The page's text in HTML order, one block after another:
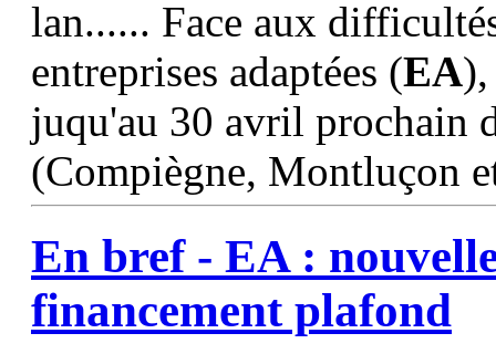
lan...... Face aux
entreprises adaptées (EA
juqu'au 30 avril prochain
(Compiègne, Montluçon
En bref - EA:
financement plafond